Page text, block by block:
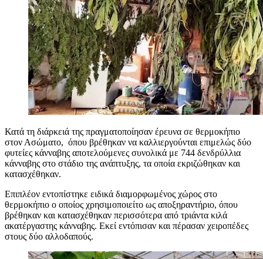
Κατά τη διάρκειά της πραγματοποίησαν έρευνα σε θερμοκήπιο
στον Ασώματο, όπου βρέθηκαν να καλλιεργούνται επιμελώς δύο
φυτείες κάνναβης αποτελούμενες συνολικά με 744 δενδρύλλια
κάνναβης στο στάδιο της ανάπτυξης, τα οποία εκριζώθηκαν και
κατασχέθηκαν.
Επιπλέον εντοπίστηκε ειδικά διαμορφωμένος χώρος στο
θερμοκήπιο ο οποίος χρησιμοποιείτο ως αποξηραντήριο, όπου
βρέθηκαν και κατασχέθηκαν περισσότερα από τριάντα κιλά
ακατέργαστης κάνναβης. Εκεί εντόπισαν και πέρασαν χειροπέδες
στους δύο αλλοδαπούς.